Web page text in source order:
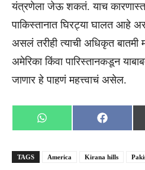
यंत्रणेला जेऊ शकतं. याच
पाकिस्तानात घिरट्या घालत
असलं तरीही त्याची अधिकृत
अमेरिका किंवा पारिस्तानकडून
जाणार हे पाहणं महत्त्वाचं असेल.
Share
on
WhatsApp
Share
on
Facebook
TAGS America Kirana hills